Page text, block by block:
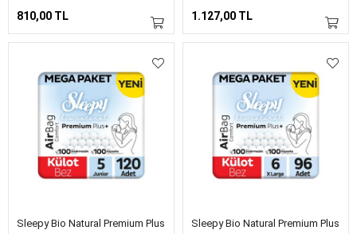
810,00 TL 1.127,00 TL
Sleepy Bio Natural Premium Plus
Sleepy Bio Natural Premium Plus